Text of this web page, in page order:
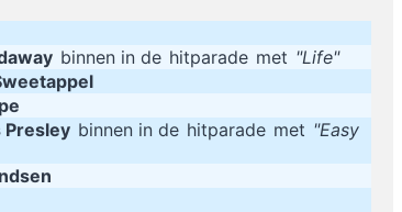
de Oekraïne bezocht. Dat maakte diepe indruk. 'Het
binnen in de hitparade met "Life"
Presley binnen in de hitparade met "Easy